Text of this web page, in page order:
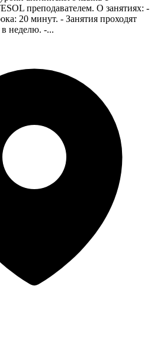
преподавателем. О занятиях: -
20 минут. - Занятия проходят
неделю. -...